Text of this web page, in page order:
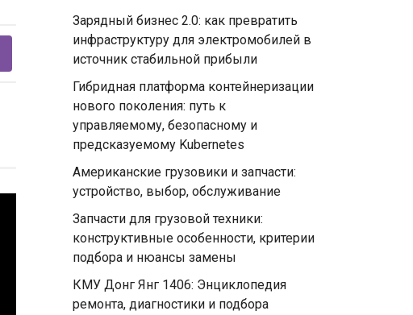
Зарядный бизнес 2.0: как превратить
инфраструктуру для электромобилей в
источник стабильной прибыли
Гибридная платформа контейнеризации
нового поколения: путь к
управляемому, безопасному и
предсказуемому Kubernetes
Американские грузовики и запчасти:
устройство, выбор, обслуживание
Запчасти для грузовой техники:
конструктивные особенности, критерии
подбора и нюансы замены
КМУ Донг Янг 1406: Энциклопедия
ремонта, диагностики и подбора